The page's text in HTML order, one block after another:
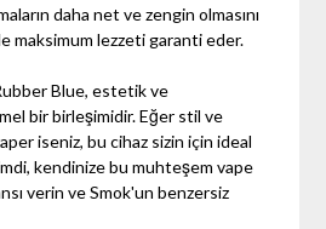
daha net ve zengin olmasını
maksimum lezzeti garanti eder.
Blue, estetik ve
bir birleşimidir. Eğer stil ve
iseniz, bu cihaz sizin için ideal
kendinize bu muhteşem vape
verin ve Smok'un benzersiz